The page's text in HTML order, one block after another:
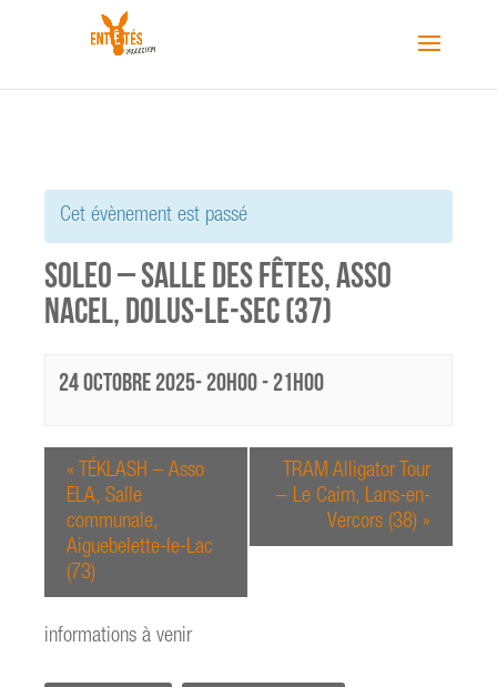
Cet évènement est passé
SOLEO – Salle des Fêtes, Asso
NACEL, Dolus-le-Sec (37)
24 octobre 2025- 20h00- 21h00
« TÉKLASH – Asso
ELA, Salle
communale,
Aiguebelette-le-Lac
(73)
TRAM Alligator Tour
– Le Cairn, Lans-en-
Vercors (38) »
informations à venir